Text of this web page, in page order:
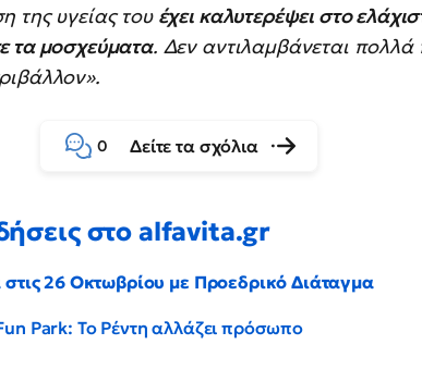
της υγείας του έχει καλυτερέψει στο
τα μοσχεύματα. Δεν αντιλαμβάνεται
0 Δείτε τα σχόλια
στο alfavita.gr
26 Οκτωβρίου με Προεδρικό Διάταγμα
Park: Το Ρέντη αλλάζει πρόσωπο